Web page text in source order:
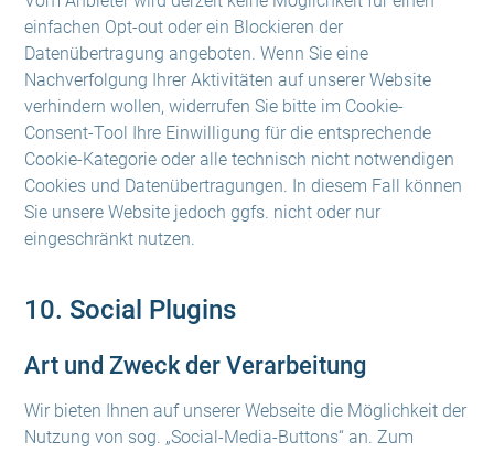
einfachen Opt-out oder ein Blockieren der
Datenübertragung angeboten. Wenn Sie eine
Nachverfolgung Ihrer Aktivitäten auf unserer Website
verhindern wollen, widerrufen Sie bitte im Cookie-
Consent-Tool Ihre Einwilligung für die entsprechende
Cookie-Kategorie oder alle technisch nicht notwendigen
Cookies und Datenübertragungen. In diesem Fall können
Sie unsere Website jedoch ggfs. nicht oder nur
eingeschränkt nutzen.
10. Social Plugins
Art und Zweck der Verarbeitung
Wir bieten Ihnen auf unserer Webseite die Möglichkeit der
Nutzung von sog. „Social-Media-Buttons“ an. Zum